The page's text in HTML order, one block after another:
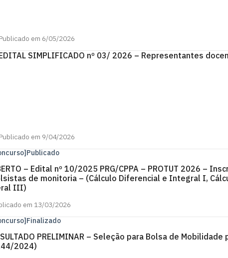
em 6/05/2026
SIMPLIFICADO nº 03/ 2026 – Representantes
em 9/04/2026
Publicado
– Edital nº 10/2025 PRG/CPPA – PROTUT 2026 –
de monitoria – (Cálculo Diferencial e Integral I,
III)
em 13/03/2026
Finalizado
PRELIMINAR – Seleção para Bolsa de Mobilidade
2024)